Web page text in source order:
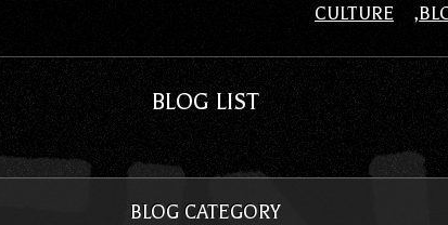
CULTURE
BLOG LIST
BLOG CATEGORY